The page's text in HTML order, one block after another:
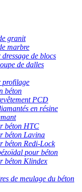
granit
marbre
de blocs
de dalles
profilage
béton
PCD
en résine
béton HTC
béton Lavina
béton Redi-Lock
pour béton
béton Klindex
de meulage du béton